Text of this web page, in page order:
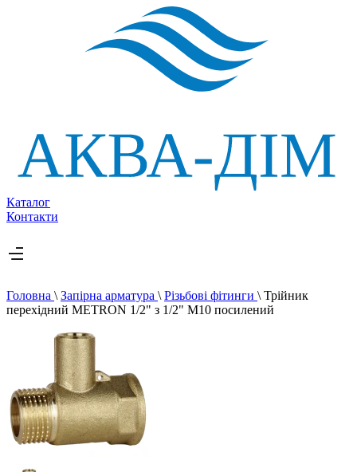
Каталог
Контакти
Головна \ Запірна арматура \ Різьбові фітинги \ Трійник
перехідний METRON 1/2" з 1/2" М10 посилений